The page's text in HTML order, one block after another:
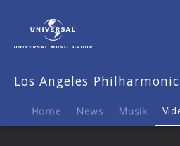
Philharmonic
Orchestra
Videos
Los Angeles
Home News Musik